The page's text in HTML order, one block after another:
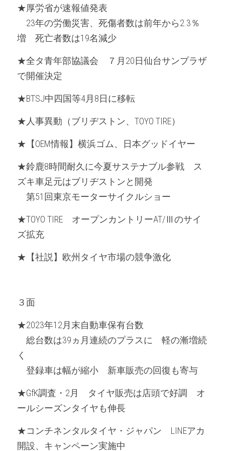
★厚労省が速報値発表
23年の労働災害、死傷者数は前年から2.3％
増　死亡者数は19名減少
★全タ青年部協議会　７月20日仙台サンプラザ
で開催決定
★BTSJ中四国等4月8日に移転
★人事異動（ブリヂストン、TOYO TIRE）
★【OEM情報】横浜ゴム、日本グッドイヤー
★鈴鹿8時間耐久に今夏サステナブル参戦　ス
ズキ車足元はブリヂストンと開発
第51回東京モーターサイクルショー
★TOYO TIRE　オープンカントリーAT/Ⅲのサイ
ズ拡充
★【社説】欧州タイヤ市場の競争激化
３面
★2023年12月末自動車保有台数
総台数は39ヵ月連続のプラスに　軽の漸増続
く
登録車は幅が縮小　新車販売の回復も寄与
★GfK調査・2月　タイヤ販売は店頭で好調　オ
ールシーズンタイヤも伸長
★コンチネンタルタイヤ・ジャパン　LINEアカ
開設、キャンペーン実施中